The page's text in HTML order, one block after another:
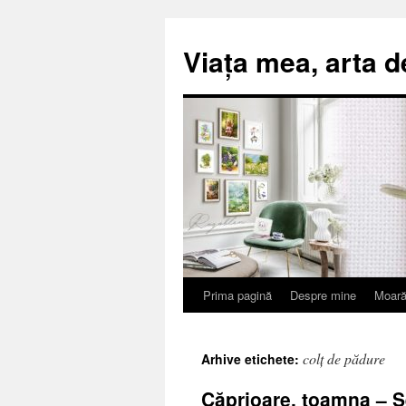
Viața mea, arta
Sari
conținut
Prima pagină Despre mine
Arhive etichete: colț de pădure
Căprioare, toamna –